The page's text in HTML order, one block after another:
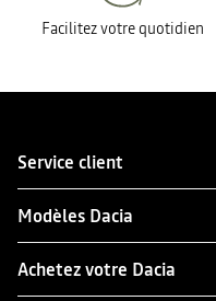
Facilitez votre quotidien
Service client
Modèles Dacia
Achetez votre Dacia